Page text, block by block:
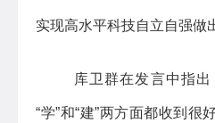
实现高水平科技自立自强做
库卫群在发言中指
“学”和“建”两方面都收到很